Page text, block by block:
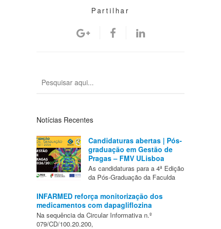
Partilhar
Notícias Recentes
Candidaturas abertas | Pós-
graduação em Gestão de
Pragas – FMV ULisboa
As candidaturas para a 4ª Edição
da Pós-Graduação da Faculda
INFARMED reforça monitorização dos
medicamentos com dapagliflozina
Na sequência da Circular Informativa n.º
079/CD/100.20.200,